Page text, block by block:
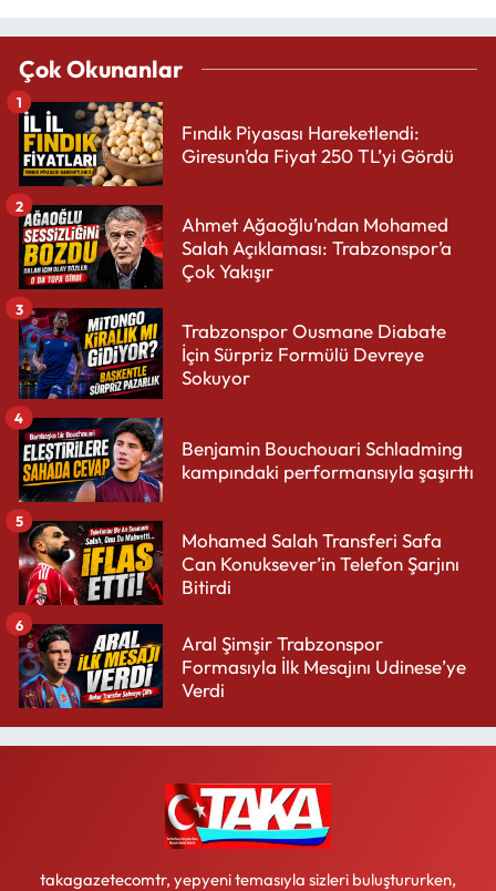
Çok Okunanlar
Fındık Piyasası Hareketlendi:
Giresun’da Fiyat 250 TL’yi Gördü
1
Ahmet Ağaoğlu’ndan Mohamed
Salah Açıklaması: Trabzonspor’a
Çok Yakışır
2
Trabzonspor Ousmane Diabate
İçin Sürpriz Formülü Devreye
Sokuyor
3
Benjamin Bouchouari Schladming
kampındaki performansıyla şaşırttı
4
Mohamed Salah Transferi Safa
Can Konuksever’in Telefon Şarjını
Bitirdi
5
Aral Şimşir Trabzonspor
Formasıyla İlk Mesajını Udinese’ye
Verdi
6
takagazetecomtr, yepyeni temasıyla sizleri buluştururken,